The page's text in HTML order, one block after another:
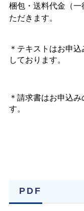
梱包・送料代金 （
ただきます。
＊テキストはお申
しております。
＊請求書はお申込
す。
PDF